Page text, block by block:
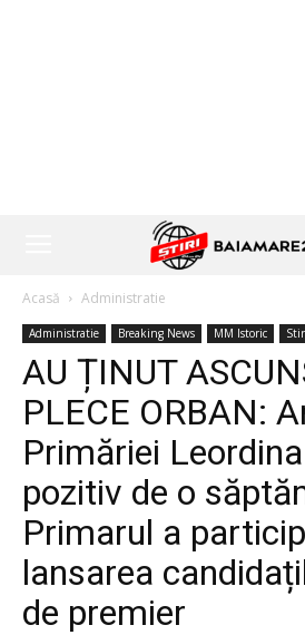
Acasă Administratie
Administratie Breaking News MM Istoric
AU ȚINUT
PLECE ORBAN:
Primăriei
pozitiv de o
Primarul a
lansarea
de premier